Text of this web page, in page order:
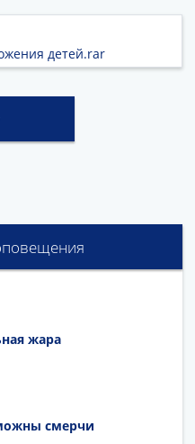
обсуждения
детей.rar
жара
смерчи